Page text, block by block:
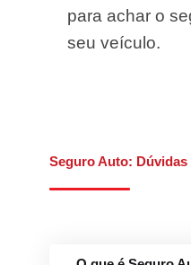
para achar o
seu veículo.
Seguro Auto: Dúvidas